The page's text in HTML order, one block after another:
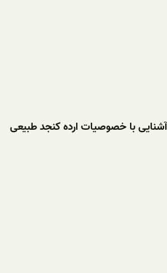
آشنایی با خصوصیات ارده کنجد طبیعی